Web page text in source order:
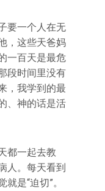
要一个人在无
，这些天爸妈
一百天是最危
段时间里没有
，我学到的最
、神的话是活
都一起去教
人。每天看到
是“迫切”。